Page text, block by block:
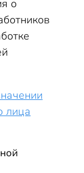
о
лица